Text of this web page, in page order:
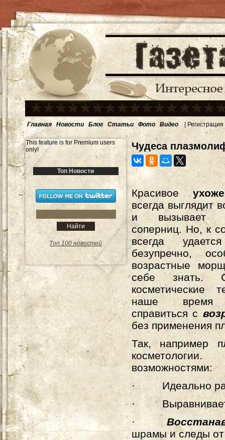
Главная Новости Блог Статьи Фото Видео | Регистрация
This feature is for Premium users
only!
Топ Новости
Топ 100 новостей
Чудеса
Красивое
всегда выглядит
и вызывает
соперниц. Но, к
всегда
безупречно,
возрастные
себе знать.
косметические
наше время
справиться с
без применения
Так, например
возможностями:
· Идеально
·
·
шрамы и следы от